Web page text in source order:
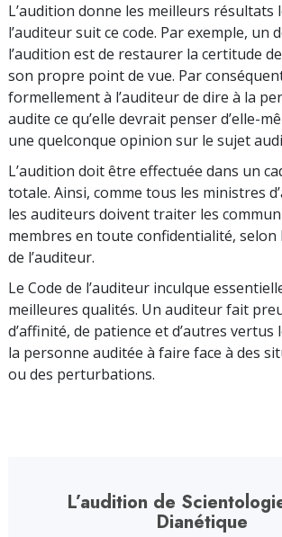
L’audition donne les meilleurs résultats
l’auditeur suit ce code. Par exemple, un
l’audition est de restaurer la certitude
son propre point de vue. Par
formellement à l’auditeur de dire à la
audite ce qu’elle devrait penser d’elle-
une quelconque opinion sur le sujet
L’audition doit être effectuée dans un
totale. Ainsi, comme tous les ministres
les auditeurs doivent traiter les
membres en toute confidentialité, selon
de l’auditeur.
Le Code de l’auditeur inculque
meilleures qualités. Un auditeur fait
d’affinité, de patience et d’autres vertus
la personne auditée à faire face à des
ou des perturbations.
L’audition de
Dianétique